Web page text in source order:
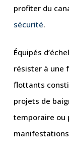
profiter du
sécurité.
Équipés
résister à une
flottants
projets de
temporaire ou